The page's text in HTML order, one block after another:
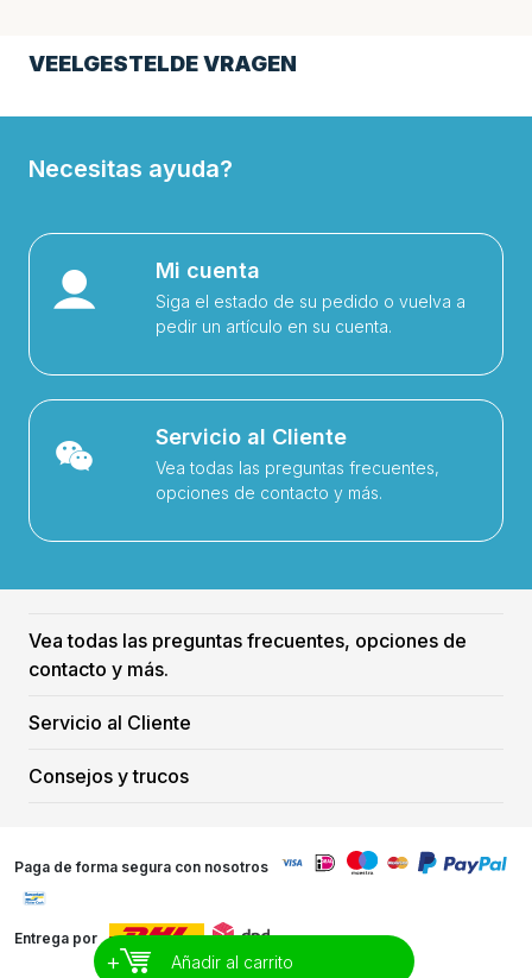
VEELGESTELDE VRAGEN
+ Añadir al carrito
Necesitas ayuda?
Mi cuenta
Siga el estado de su pedido o vuelva a
pedir un artículo en su cuenta.
Servicio al Cliente
Vea todas las preguntas frecuentes,
opciones de contacto y más.
Vea todas las preguntas frecuentes, opciones de
contacto y más.
Servicio al Cliente
Consejos y trucos
Paga de forma segura con nosotros
Entrega por